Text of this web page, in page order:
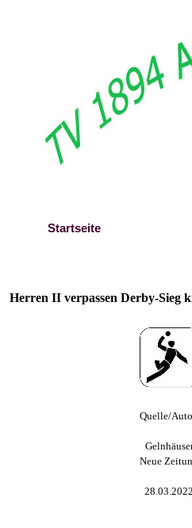
Startseite
Herren II verpassen Derby-Sieg
Quelle/
Neue
28.03.2022